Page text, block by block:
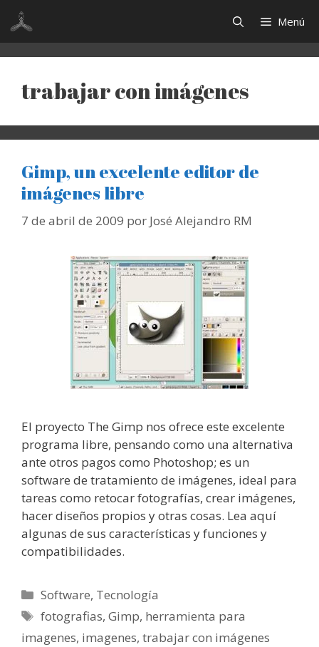
Saltar
contenido
Menú
trabajar con imágenes
Gimp, un excelente editor de
imágenes libre
7 de abril de 2009 por José Alejandro RM
El proyecto The Gimp nos ofrece este excelente
programa libre, pensando como una alternativa
ante otros pagos como Photoshop; es un
software de tratamiento de imágenes, ideal para
tareas como retocar fotografías, crear imágenes,
hacer diseños propios y otras cosas. Lea aquí
algunas de sus características y funciones y
compatibilidades.
Categorías
Software, Tecnología
Etiquetas
fotografias,Gimp, herramienta para
imagenes, imagenes, trabajar con imágenes